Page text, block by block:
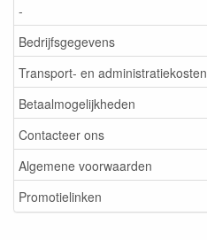
-
Bedrijfsgegevens
Transport- en administratiekosten
Betaalmogelijkheden
Contacteer ons
Algemene voorwaarden
Promotielinken